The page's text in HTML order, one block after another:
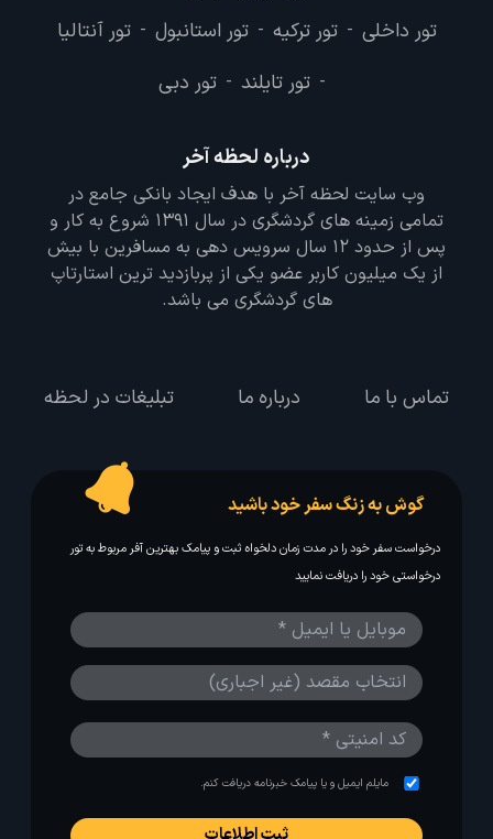
تور داخلی - تور ترکیه - تور استانبول - تور آنتالیا
- تور تایلند - تور دبی
درباره لحظه آخر
وب سایت لحظه آخر با هدف ایجاد بانکی جامع در
تمامی زمینه های گردشگری در سال 1391 شروع به کار و
پس از حدود 12 سال سرویس دهی به مسافرین با بیش
از یک میلیون کاربر عضو یکی از پربازدید ترین استارتاپ
های گردشگری می باشد.
تماس با ما درباره ما تبلیغات در لحظه
گوش به زنگ سفر خود باشید
درخواست سفر خود را در مدت زمان دلخواه ثبت و پیامک بهترین آفر مربوط به تور
درخواستی خود را دریافت نمایید
مایلم ایمیل و یا پیامک خبرنامه دریافت کنم.